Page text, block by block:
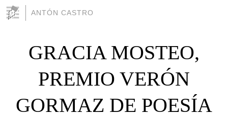
ANTÓN CASTRO
GRACIA MOSTEO,
PREMIO VERÓN
GORMAZ DE POESÍA